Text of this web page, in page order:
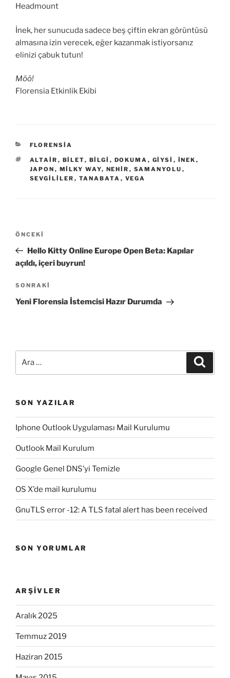
Headmount
İnek, her sunucuda sadece beş çiftin ekran görüntüsü
almasına izin verecek, eğer kazanmak istiyorsanız
elinizi çabuk tutun!
Möö!
Florensia Etkinlik Ekibi
KATEGORILER
FLORENSIA
ETIKETLER
ALTAIR , BILET, BILGI , DOKUMA , GIYSI , INEK ,
JAPON , MILKY WAY, NEHIR , SAMANYOLU ,
SEVGILILER , TANABATA , VEGA
Yazı
Önceki
Yazı
ÖNCEKI
Hello Kitty Online Europe Open Beta: Kapılar
açıldı, içeri buyrun!
Sonraki
Yazı
SONRAKI
Yeni Florensia İstemcisi Hazır Durumda
SON YAZILAR
Iphone Outlook Uygulaması Mail Kurulumu
Outlook Mail Kurulum
Google Genel DNS’yi Temizle
OS X’de mail kurulumu
GnuTLS error -12: A TLS fatal alert has been received
SON YORUMLAR
ARŞIVLER
Aralık 2025
Temmuz 2019
Haziran 2015